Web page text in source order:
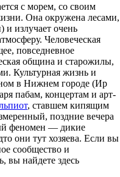
с морем, со своим
Она окружена лесами,
и излучает очень
Человеческая
повседневное
община и старожилы,
Культурная жизнь и
в Нижнем городе (Ир
пабам, концертам и арт-
, ставшем кипящим
поздние вечера
феномен — дикие
они тут хозяева. Если вы
сообщество и
вы найдете здесь